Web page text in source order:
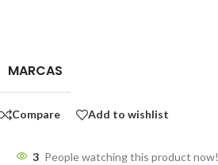
MARCAS
Compare Add to wishlist
3 People watching this product now!